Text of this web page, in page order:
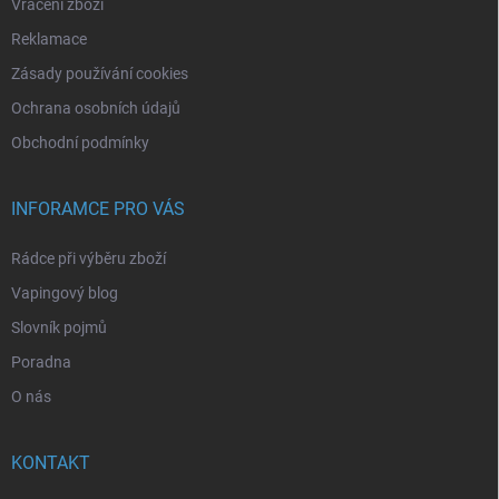
Vrácení zboží
Reklamace
Zásady používání cookies
Ochrana osobních údajů
Obchodní podmínky
INFORAMCE PRO VÁS
Rádce při výběru zboží
Vapingový blog
Slovník pojmů
Poradna
O nás
KONTAKT